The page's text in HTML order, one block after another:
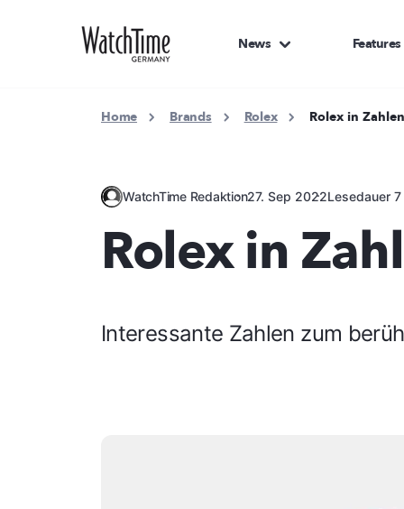
News Features
Home Brands Rolex Rolex in
WatchTime Redaktion27. Sep 2022Lesedauer
Rolex in
Interessante Zahlen zum